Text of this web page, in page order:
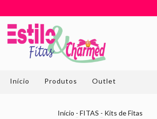
Início Produtos Outlet
Início - FITAS - Kits de Fitas